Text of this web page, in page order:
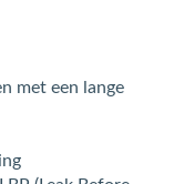
met een lange